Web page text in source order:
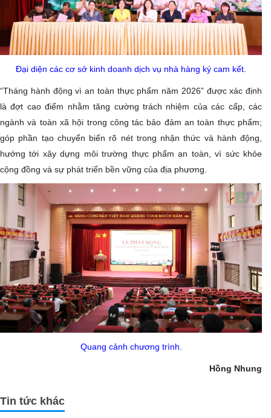
Đại diện các cơ sở kinh doanh dịch vụ nhà hàng ký cam kết.
“Tháng hành động vì an toàn thực phẩm năm 2026” được xác định
là đợt cao điểm nhằm tăng cường trách nhiệm của các cấp, các
ngành và toàn xã hội trong công tác bảo đảm an toàn thực phẩm;
góp phần tạo chuyển biến rõ nét trong nhận thức và hành động,
hướng tới xây dựng môi trường thực phẩm an toàn, vì sức khỏe
cộng đồng và sự phát triển bền vững của địa phương.
Quang cảnh chương trình.
Hồng Nhung
Tin tức khác